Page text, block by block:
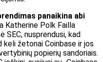
panaikina abi
Katherine Polk Failla
SEC, nusprendusi, kad
žetonai Coinbase ir jos
popierių sandoriais.